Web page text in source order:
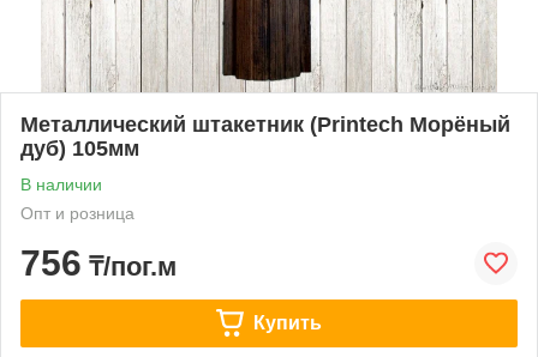
Металлический штакетник (Printech Морёный
дуб) 105мм
В наличии
Опт и розница
756 ₸/пог.м
Купить